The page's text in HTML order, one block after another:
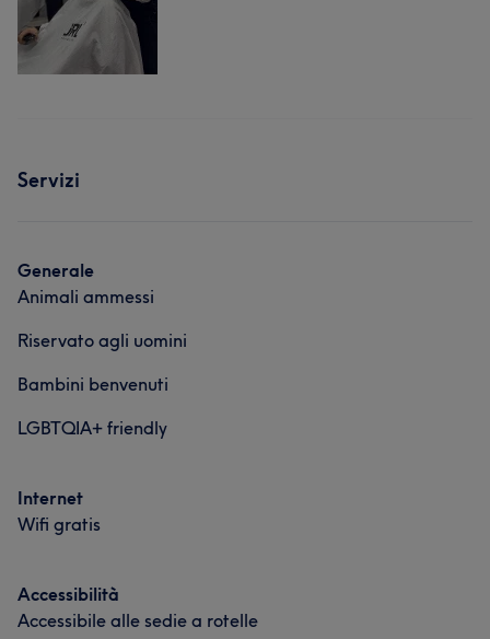
Servizi
Generale
Animali ammessi
Riservato agli uomini
Bambini benvenuti
LGBTQIA+ friendly
Internet
Wifi gratis
Accessibilità
Accessibile alle sedie a rotelle